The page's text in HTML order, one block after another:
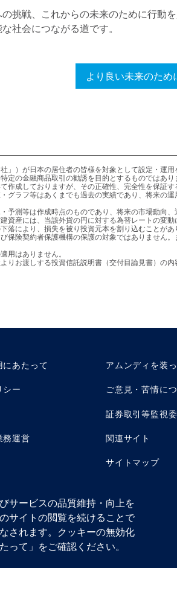
挑戦、これからの未来のために行動
社会につながる道です。
より良い未来のため
の金融商品取引の勧誘を目的とするものではあり
落により、損失を被り投資元本を割り込むことが
よりお渡しする投資信託説明書（交付目論見書）の
あたって
シー
務運営
アムンディを装
ご意見・苦情に
証券取引等監視
関連サイト
サイトマップ
ャパン株式会社 金融商品取引業者 関東財務局
社団法人 資産運用業協会／日本証券業協会／一般社
サービスの品質維持・向上を
サイトの閲覧を続けることで
されます。クッキーの無効化
って」をご確認ください。